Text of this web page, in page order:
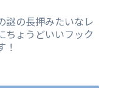
謎の長押みたいなレ
ちょうどいいフック
！